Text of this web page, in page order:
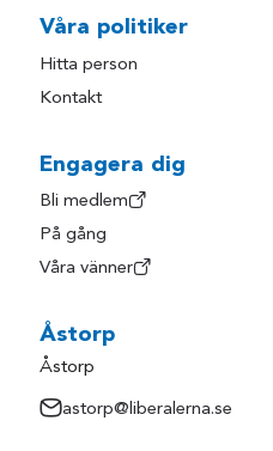
Våra politiker
Hitta person
Kontakt
Engagera dig
Bli medlem
På gång
Våra vänner
Åstorp
Åstorp
astorp@liberalerna.se